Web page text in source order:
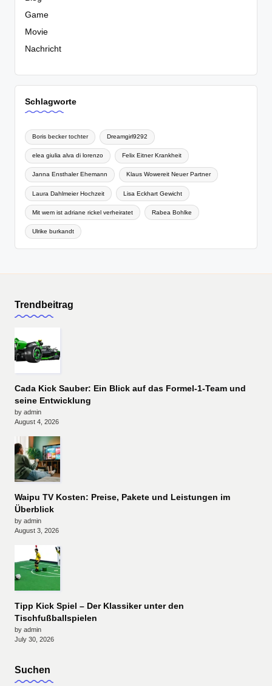
Game
Movie
Nachricht
Schlagworte
Boris becker tochter Dreamgirl9292
elea giulia alva di lorenzo Felix Eitner Krankheit
Janna Ensthaler Ehemann Klaus Wowereit Neuer Partner
Laura Dahlmeier Hochzeit Lisa Eckhart Gewicht
Mit wem ist adriane rickel verheiratet Rabea Bohlke
Ulrike burkandt
Trendbeitrag
Cada Kick Sauber: Ein Blick auf das Formel-1-Team und
seine Entwicklung
by admin
August 4, 2026
Waipu TV Kosten: Preise, Pakete und Leistungen im
Überblick
by admin
August 3, 2026
Tipp Kick Spiel – Der Klassiker unter den
Tischfußballspielen
by admin
July 30, 2026
Suchen